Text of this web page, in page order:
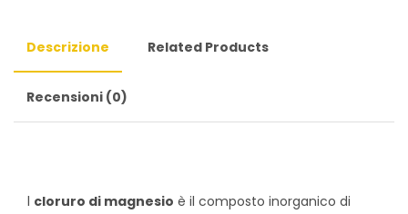
Descrizione Related Products
Recensioni (0)
l cloruro di magnesio è il composto inorganico di